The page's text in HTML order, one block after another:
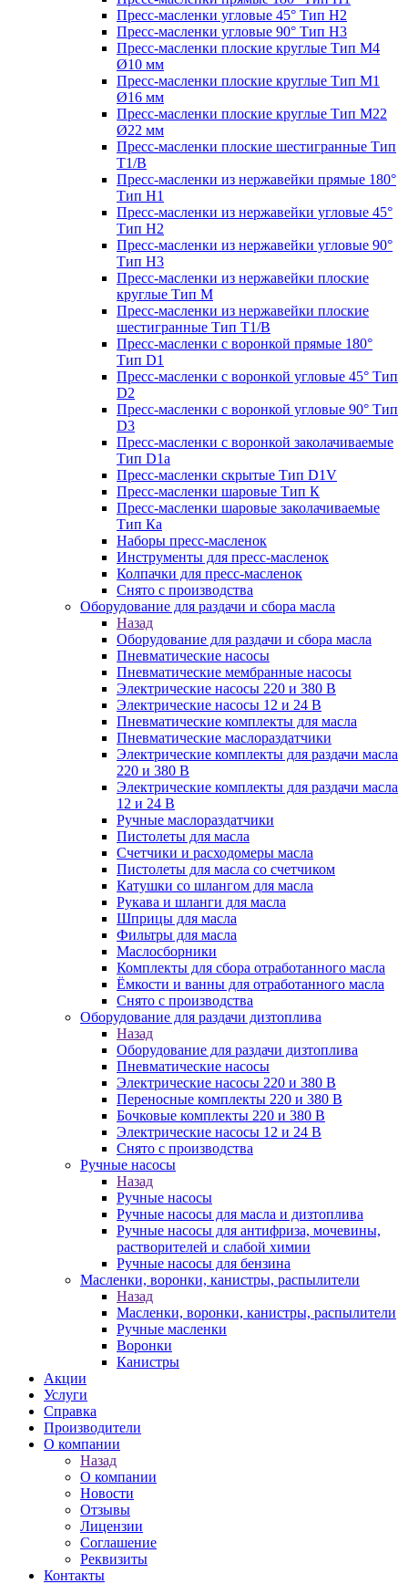
Пресс-масленки угловые 45° Тип H2
Пресс-масленки угловые 90° Тип H3
Пресс-масленки плоские круглые Тип M4
Ø10 мм
Пресс-масленки плоские круглые Тип M1
Ø16 мм
Пресс-масленки плоские круглые Тип M22
Ø22 мм
Пресс-масленки плоские шестигранные Тип
T1/B
Пресс-масленки из нержавейки прямые 180°
Тип H1
Пресс-масленки из нержавейки угловые 45°
Тип H2
Пресс-масленки из нержавейки угловые 90°
Тип H3
Пресс-масленки из нержавейки плоские
круглые Тип M
Пресс-масленки из нержавейки плоские
шестигранные Тип T1/B
Пресс-масленки с воронкой прямые 180°
Тип D1
Пресс-масленки с воронкой угловые 45° Тип
D2
Пресс-масленки с воронкой угловые 90° Тип
D3
Пресс-масленки с воронкой заколачиваемые
Тип D1a
Пресс-масленки скрытые Тип D1V
Пресс-масленки шаровые Тип К
Пресс-масленки шаровые заколачиваемые
Тип Кa
Наборы пресс-масленок
Инструменты для пресс-масленок
Колпачки для пресс-масленок
Снято с производства
Оборудование для раздачи и сбора масла
Назад
Оборудование для раздачи и сбора масла
Пневматические насосы
Пневматические мембранные насосы
Электрические насосы 220 и 380 В
Электрические насосы 12 и 24 В
Пневматические комплекты для масла
Пневматические маслораздатчики
Электрические комплекты для раздачи масла
220 и 380 В
Электрические комплекты для раздачи масла
12 и 24 В
Ручные маслораздатчики
Пистолеты для масла
Счетчики и расходомеры масла
Пистолеты для масла со счетчиком
Катушки со шлангом для масла
Рукава и шланги для масла
Шприцы для масла
Фильтры для масла
Маслосборники
Комплекты для сбора отработанного масла
Ёмкости и ванны для отработанного масла
Снято с производства
Оборудование для раздачи дизтоплива
Назад
Оборудование для раздачи дизтоплива
Пневматические насосы
Электрические насосы 220 и 380 В
Переносные комплекты 220 и 380 В
Бочковые комплекты 220 и 380 В
Электрические насосы 12 и 24 В
Снято с производства
Ручные насосы
Назад
Ручные насосы
Ручные насосы для масла и дизтоплива
Ручные насосы для антифриза, мочевины,
растворителей и слабой химии
Ручные насосы для бензина
Масленки, воронки, канистры, распылители
Назад
Масленки, воронки, канистры, распылители
Ручные масленки
Воронки
Канистры
Акции
Услуги
Справка
Производители
О компании
Назад
О компании
Новости
Отзывы
Лицензии
Соглашение
Реквизиты
Контакты